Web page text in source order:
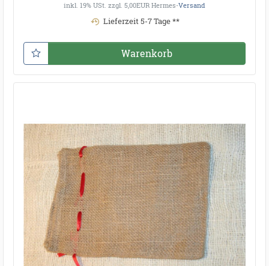
inkl. 19% USt. zzgl. 5,00EUR Hermes-Versand
Lieferzeit 5-7 Tage **
Warenkorb